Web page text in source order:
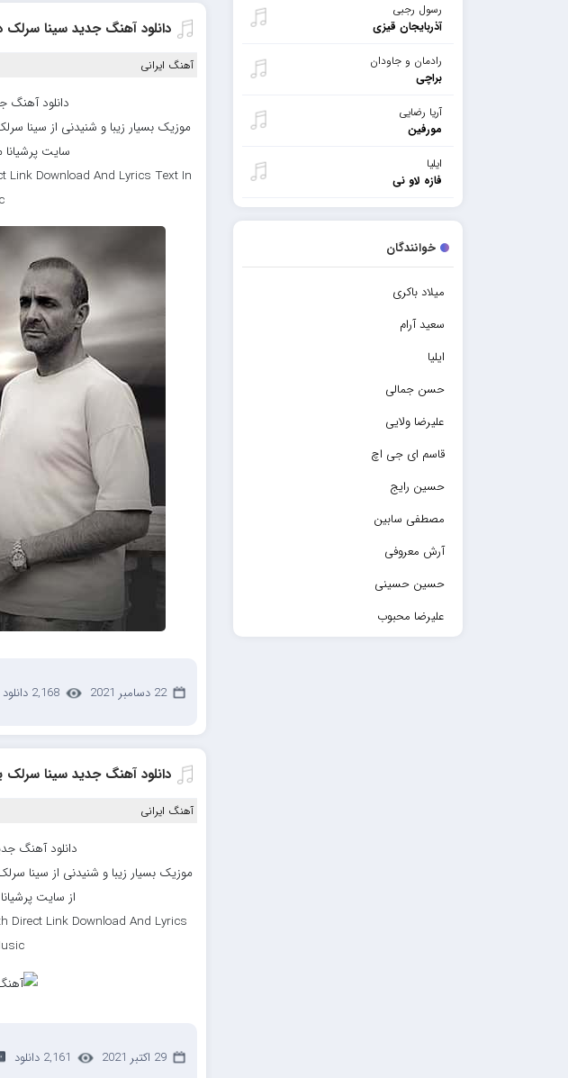
رسول رجبی
آذربایجان قیزی
رادمان و جاودان
براچی
آریا رضایی
مورفین
ایلیا
فازه لاو نی
خوانندگان
میلاد باکری
سعید آرام
ایلیا
حسن جمالی
علیرضا ولایی
قاسم ای جی اچ
حسین رایج
مصطفی سابین
آرش معروفی
حسین حسینی
علیرضا محبوب
دانلود آهنگ جدید سینا سرلک
آهنگ ایرانی
دانلود آهنگ
موزیک بسیار زیبا و شنیدنی از سینا
سایت پرشیانا
Link Download And Lyrics Text In
22 دسامبر 2021 2,168 دانلود
دانلود آهنگ جدید سینا سرلک
آهنگ ایرانی
دانلود آهنگ
موزیک بسیار زیبا و شنیدنی از سینا
از سایت
Direct Link Download And Lyrics
29 اکتبر 2021 2,161 دانلود